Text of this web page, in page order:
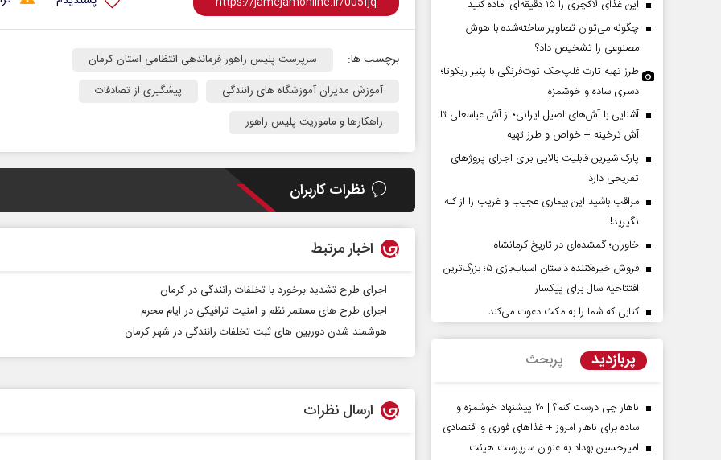
برچسب ها:
سرپرست پلیس راهور فرماندهی انتظامی استان کرمان
آموزش مدیران آموزشگاه های رانندگی
پیشگیری از تصادفات
راهکارها و ماموریت پلیس راهور
نظرات کاربران
اخبار مرتبط
اجرای طرح تشدید برخورد با تخلفات رانندگی در کرمان
اجرای طرح های مستمر نظم و امنیت ترافیکی در ایام محرم
هوشمند شدن دوربین های ثبت تخلفات رانندگی در شهر کرمان
ارسال نظرات
این غذای لاکچری را ۱۵ دقیقه‌ای آماده کنید
چگونه می‌توان تصاویر ساخته‌شده با هوش
مصنوعی را تشخیص داد؟
طرز تهیه تارت فلپ‌جک توت‌فرنگی با پنیر ریکوتا؛
دسری ساده و خوشمزه
آشنایی با آش‌های اصیل ایرانی؛ از آش عباسعلی تا
آش ترخینه + خواص و طرز تهیه
پارک شیرین قابلیت‌ بالایی برای اجرای پروژهای
تفریحی دارد
مراقب باشید این بیماری عجیب و غریب را از کنه
نگیرید!
خاوران؛ گمشده‌ای در تاریخ کرمانشاه
فروش خیره‌کننده داستان اسباب‌بازی ۵؛ بزرگ‌ترین
افتتاحیه سال برای پیکسار
کتابی که شما را به مکث دعوت می‌کند
پربازدید پربحث
ناهار چی درست کنم؟ | ۲۰ پیشنهاد خوشمزه و
ساده برای ناهار امروز + غذاهای فوری و اقتصادی
امیرحسین بهداد به عنوان سرپرست هیئت
حکایت یک تاریخ و دو زندگی
نرگس خانعلی‌زاده - روزنامه‌نگار
چرایی عقب‌نشینی ترامپ؟
دکتر یدالله جوانی - تحلیلگر مسائل سیاسی
پشت‌پرده تهدیدات کوتاه‏‌مدت و
عباس سلیمی‌نمین - تحلیلگر مسائل سیاسی دکتر مراد